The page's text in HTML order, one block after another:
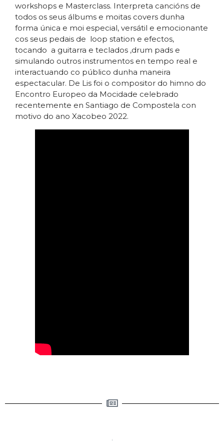
workshops e Masterclass. Interpreta cancións de
todos os seus álbums e moitas covers dunha
forma única e moi especial, versátil e emocionante
cos seus pedais de loop station e efectos,
tocando a guitarra e teclados ,drum pads e
simulando outros instrumentos en tempo real e
interactuando co público dunha maneira
espectacular. De Lis foi o compositor do himno do
Encontro Europeo da Mocidade celebrado
recentemente en Santiago de Compostela con
motivo do ano Xacobeo 2022.